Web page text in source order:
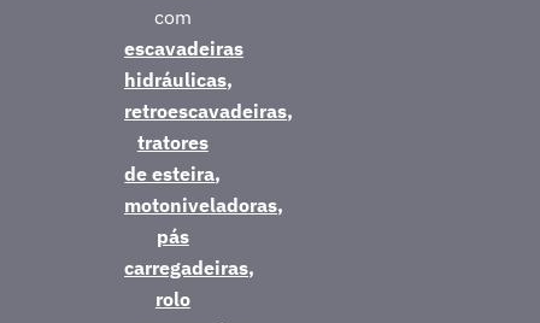
com
escavadeiras
hidráulicas,
retroescavadeiras,
tratores
de esteira,
motoniveladoras,
pás
carregadeiras,
rolo